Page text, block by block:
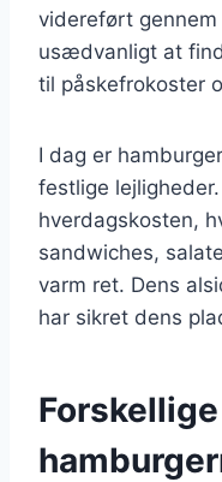
videreført gennem
usædvanligt at
til påskefrokoster
I dag er
festlige
hverdagskosten,
sandwiches,
varm ret. Dens
har sikret dens